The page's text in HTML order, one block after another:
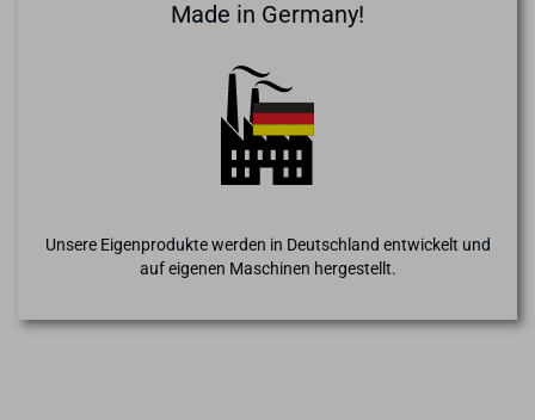
Made in Germany!
Unsere Eigenprodukte werden in Deutschland entwickelt und
auf eigenen Maschinen hergestellt.